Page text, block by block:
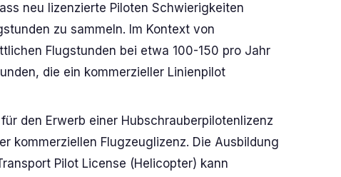
neu lizenzierte Piloten Schwierigkeiten
zu sammeln. Im Kontext von
Flugstunden bei etwa 100-150 pro Jahr
die ein kommerzieller Linienpilot
den Erwerb einer Hubschrauberpilotenlizenz
kommerziellen Flugzeuglizenz. Die Ausbildung
Pilot License (Helicopter) kann